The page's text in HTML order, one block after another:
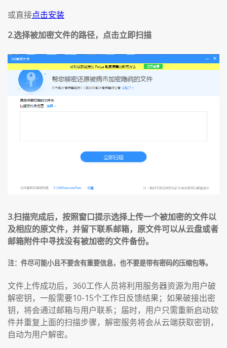
或直接点击安装
2.选择被加密文件的路径，点击立即扫描
3.扫描完成后，按照窗口提示选择上传一个被加密的文件以
及相应的原文件，并留下联系邮箱，原文件可以从云盘或者
邮箱附件中寻找没有被加密的文件备份。
注：件尽可能小且不要含有重要信息，也不要是带有密码的压缩包等。
文件上传成功后，360工作人员将利用服务器资源为用户破
解密钥，一般需要10-15个工作日反馈结果；如果破接出密
钥，将会通过邮箱与用户联系；届时，用户只需重新启动软
件并重复上面的扫描步骤，解密服务将会从云端获取密钥，
自动为用户解密。